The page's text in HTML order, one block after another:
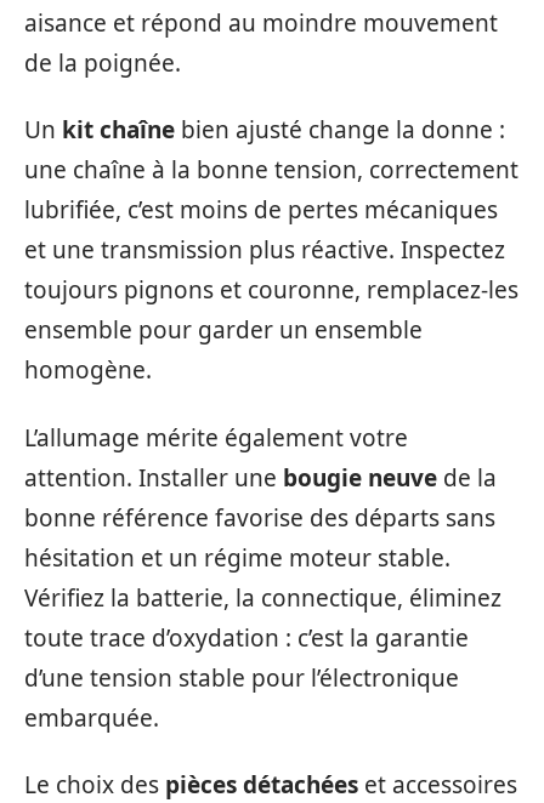
aisance et répond au moindre mouvement
de la poignée.
Un kit chaîne bien ajusté change la donne :
une chaîne à la bonne tension, correctement
lubrifiée, c’est moins de pertes mécaniques
et une transmission plus réactive. Inspectez
toujours pignons et couronne, remplacez-les
ensemble pour garder un ensemble
homogène.
L’allumage mérite également votre
attention. Installer une bougie neuve de la
bonne référence favorise des départs sans
hésitation et un régime moteur stable.
Vérifiez la batterie, la connectique, éliminez
toute trace d’oxydation : c’est la garantie
d’une tension stable pour l’électronique
embarquée.
Le choix des pièces détachées et accessoires